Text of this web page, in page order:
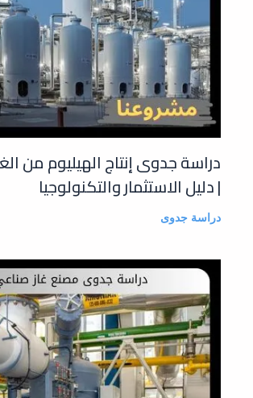
دراسة جدوى إنتاج الهيليوم من
| دليل الاستثمار والتكنولوجيا
دراسة جدوى